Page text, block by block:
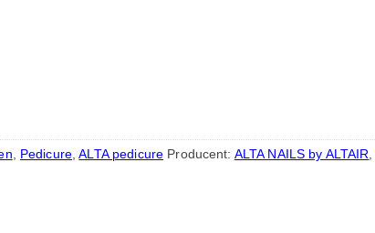
, Pedicure,ALTA pedicure Producent: ALTA NAILS by ALTAIR,